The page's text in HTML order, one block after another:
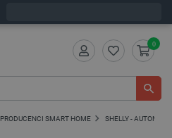
0
PRODUCENCI SMART HOME SHELLY -